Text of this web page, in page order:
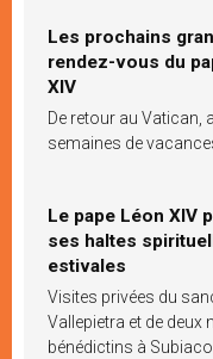
Les prochains
rendez-vous du
XIV
De retour au Vatican,
semaines de
Le pape Léon XIV
ses haltes
estivales
Visites privées du
Vallepietra et de deux
bénédictins à Subiaco